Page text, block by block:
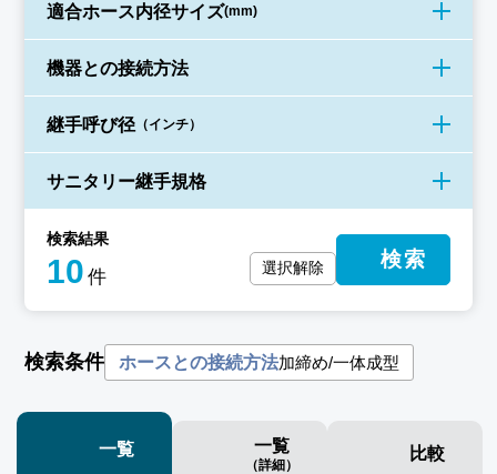
適合ホース内径サイズ(mm)
機器との接続方法
継手呼び径 （インチ）
サニタリー継手規格
検索結果
10 件 選択解除 検索
検索条件 ホースとの接続方法加締め/一体成型
一覧 一覧
（詳細）
比較